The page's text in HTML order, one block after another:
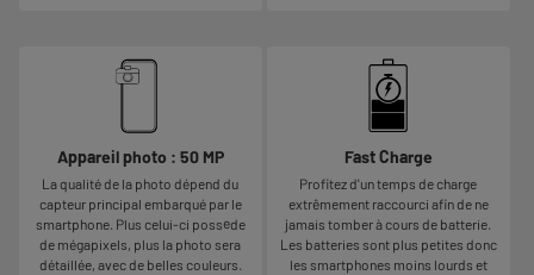
Appareil photo : 50 MP
La qualité de la photo dépend du
capteur principal embarqué par le
smartphone. Plus celui-ci possède
de mégapixels, plus la photo sera
détaillée, avec de belles couleurs.
Fast Charge
Profitez d'un temps de charge
extrêmement raccourci afin de ne
jamais tomber à cours de batterie.
Les batteries sont plus petites donc
les smartphones moins lourds et